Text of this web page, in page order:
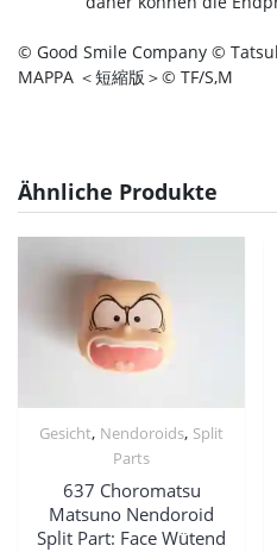
© Good Smile Company ©
MAPPA ＜短縮版＞© TF/S,M
Ähnliche Produkte
Gesicht, Nendoroids, Split
Parts
637 Choromatsu
Matsuno Nendoroid
Split Part: Face Wütend